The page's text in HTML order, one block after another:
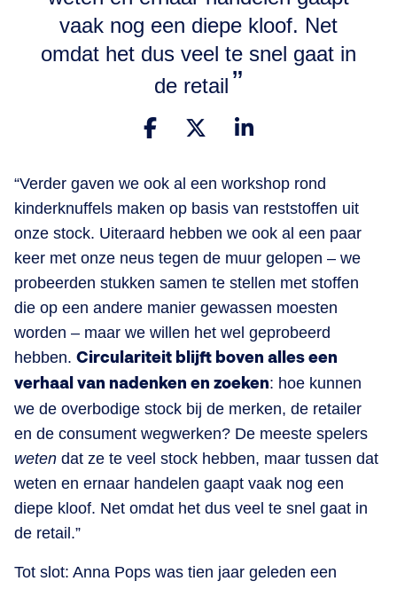
vaak nog een diepe kloof. Net
omdat het dus veel te snel gaat in
de retail
“Verder gaven we ook al een workshop rond
kinderknuffels maken op basis van reststoffen uit
onze stock. Uiteraard hebben we ook al een paar
keer met onze neus tegen de muur gelopen – we
probeerden stukken samen te stellen met stoffen
die op een andere manier gewassen moesten
worden – maar we willen het wel geprobeerd
hebben. Circulariteit blijft boven alles een
verhaal van nadenken en zoeken: hoe kunnen
we de overbodige stock bij de merken, de retailer
en de consument wegwerken? De meeste spelers
weten dat ze te veel stock hebben, maar tussen dat
weten en ernaar handelen gaapt vaak nog een
diepe kloof. Net omdat het dus veel te snel gaat in
de retail.”
Tot slot: Anna Pops was tien jaar geleden een